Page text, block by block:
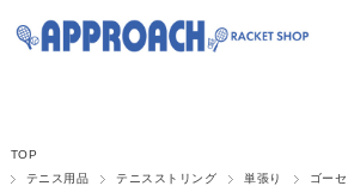
TOP
テニス用品
テニスストリング 単張り ゴーセ